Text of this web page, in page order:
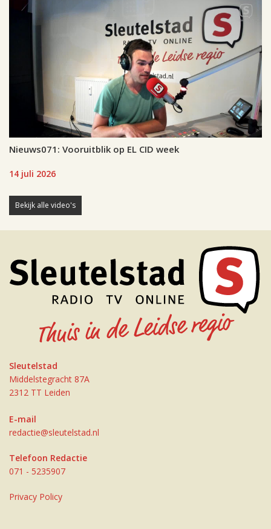
Nieuws071: Vooruitblik op EL CID week
14 juli 2026
Bekijk alle video's
Sleutelstad
Middelstegracht 87A
2312 TT Leiden
E-mail
redactie@sleutelstad.nl
Telefoon Redactie
071 - 5235907
Privacy Policy